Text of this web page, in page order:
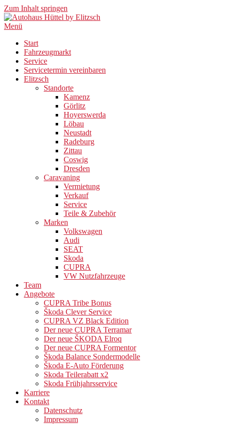
Zum Inhalt springen
Menü
Start
Fahrzeugmarkt
Service
Servicetermin vereinbaren
Elitzsch
Standorte
Kamenz
Görlitz
Hoyerswerda
Löbau
Neustadt
Radeburg
Zittau
Coswig
Dresden
Caravaning
Vermietung
Verkauf
Service
Teile & Zubehör
Marken
Volkswagen
Audi
SEAT
Skoda
CUPRA
VW Nutzfahrzeuge
Team
Angebote
CUPRA Tribe Bonus
Škoda Clever Service
CUPRA VZ Black Edition
Der neue CUPRA Terramar
Der neue ŠKODA Elroq
Der neue CUPRA Formentor
Škoda Balance Sondermodelle
Škoda E-Auto Förderung
Skoda Teilerabatt x2
Skoda Frühjahrsservice
Karriere
Kontakt
Datenschutz
Impressum